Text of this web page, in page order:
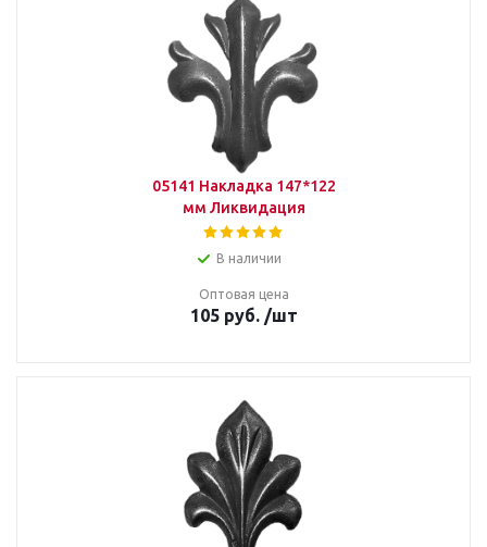
05141 Накладка 147*122
мм Ликвидация
В наличии
Оптовая цена
105 руб. /шт